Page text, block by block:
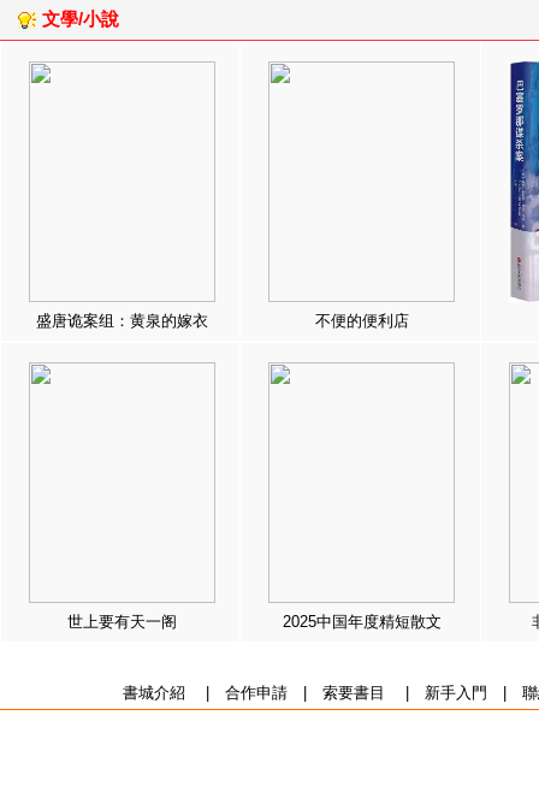
文學/小說
盛唐诡案组：黄泉的嫁衣 不便的便利店
世上要有天一阁 2025中国年度精短散文
書城介紹 合作申請| 索要書目 新手入門